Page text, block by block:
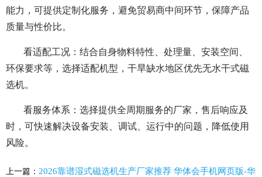
能力，可提供定制化服务，避免贸易商中间环节，保障产品
质量与性价比。
看适配工况：结合自身物料特性、处理量、安装空间、
环保要求等，选择适配机型，干旱缺水地区优先无水干式磁
选机。
看服务体系：选择提供全周期服务的厂家，售后响应及
时，可快速解决设备安装、调试、运行中的问题，降低使用
风险。
上一篇： 2026靠谱湿式磁选机生产厂家推荐 华体会手机网页版-华